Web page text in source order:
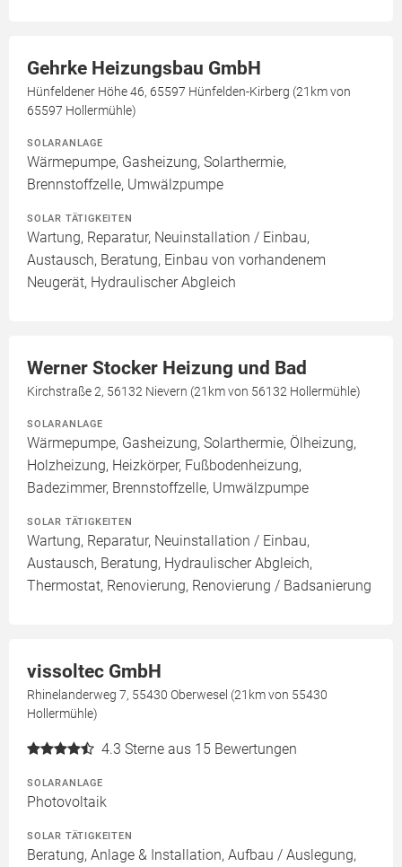
Gehrke Heizungsbau GmbH
Hünfeldener Höhe 46, 65597 Hünfelden-Kirberg (21km von
65597 Hollermühle)
SOLARANLAGE
Wärmepumpe, Gasheizung, Solarthermie,
Brennstoffzelle, Umwälzpumpe
SOLAR TÄTIGKEITEN
Wartung, Reparatur, Neuinstallation / Einbau,
Austausch, Beratung, Einbau von vorhandenem
Neugerät, Hydraulischer Abgleich
Werner Stocker Heizung und Bad
Kirchstraße 2, 56132 Nievern (21km von 56132 Hollermühle)
SOLARANLAGE
Wärmepumpe, Gasheizung, Solarthermie, Ölheizung,
Holzheizung, Heizkörper, Fußbodenheizung,
Badezimmer, Brennstoffzelle, Umwälzpumpe
SOLAR TÄTIGKEITEN
Wartung, Reparatur, Neuinstallation / Einbau,
Austausch, Beratung, Hydraulischer Abgleich,
Thermostat, Renovierung, Renovierung / Badsanierung
vissoltec GmbH
Rhinelanderweg 7, 55430 Oberwesel (21km von 55430
Hollermühle)
4.3 Sterne aus 15 Bewertungen
SOLARANLAGE
Photovoltaik
SOLAR TÄTIGKEITEN
Beratung, Anlage & Installation, Aufbau / Auslegung,